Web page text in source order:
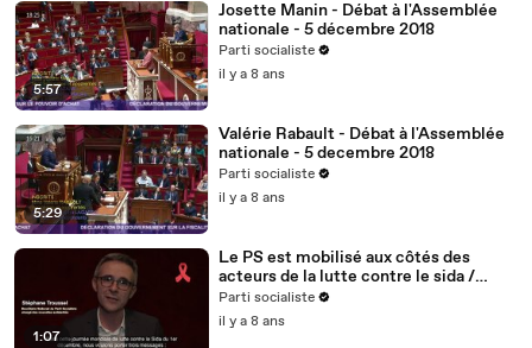
5:57
Josette Manin - Débat à l'Assemblée
nationale - 5 décembre 2018
Parti socialiste
il y a 8 ans
5:29
Valérie Rabault - Débat à l'Assemblée
nationale - 5 decembre 2018
Parti socialiste
il y a 8 ans
1:07
Le PS est mobilisé aux côtés des
acteurs de la lutte contre le sida /
Stéphane Troussel - 2/5
Parti socialiste
il y a 8 ans